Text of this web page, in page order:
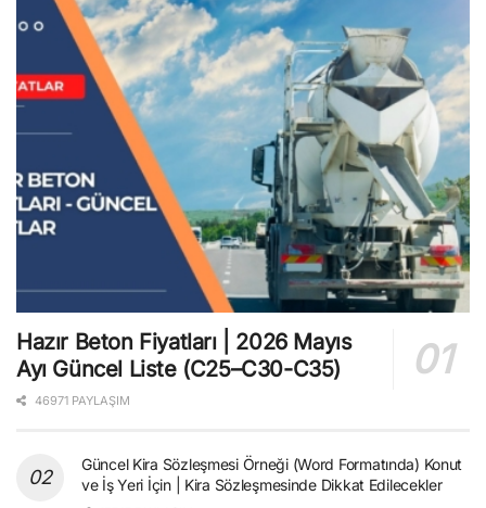
Hazır Beton Fiyatları | 2026 Mayıs
Ayı Güncel Liste (C25–C30-C35)
46971 PAYLAŞIM
Güncel Kira Sözleşmesi Örneği (Word Formatında) Konut
ve İş Yeri İçin | Kira Sözleşmesinde Dikkat Edilecekler